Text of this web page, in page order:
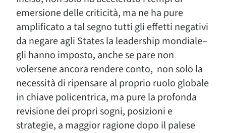
emersione delle criticità, ma ne ha pure
amplificato a tal segno tutti gli effetti negativi
da negare agli States la leadership mondiale–
gli hanno imposto, anche se pare non
volersene ancora rendere conto, non solo la
necessità di ripensare al proprio ruolo globale
in chiave policentrica, ma pure la profonda
revisione dei propri sogni, posizioni e
strategie, a maggior ragione dopo il palese